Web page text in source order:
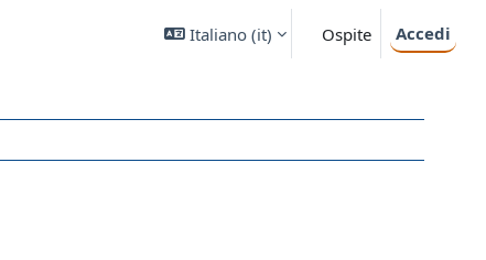
Italiano ‎(it)‎ Ospite Accedi